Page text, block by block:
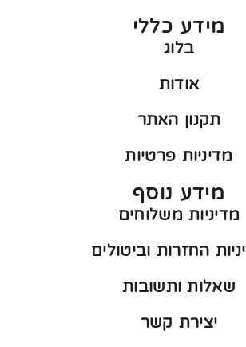
מידע כללי
בלוג
אודות
תקנון האתר
מדיניות פרטיות
מידע נוסף
מדיניות משלוחים
החזרות וביטולים
שאלות ותשובות
יצירת קשר